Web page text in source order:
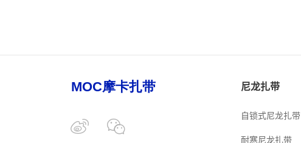
尼龙扎带
自锁式尼龙扎带
耐寒尼龙扎带